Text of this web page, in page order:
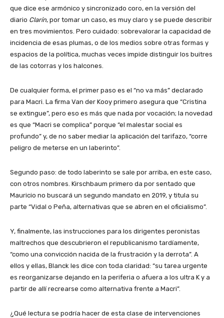
que dice ese armónico y sincronizado coro, en la versión del
diario Clarín, por tomar un caso, es muy claro y se puede describir
en tres movimientos. Pero cuidado: sobrevalorar la capacidad de
incidencia de esas plumas, o de los medios sobre otras formas y
espacios de la política, muchas veces impide distinguir los buitres
de las cotorras y los halcones.
De cualquier forma, el primer paso es el “no va más” declarado
para Macri. La firma Van der Kooy primero asegura que “Cristina
se extingue”, pero eso es más que nada por vocación; la novedad
es que “Macri se complica” porque “el malestar social es
profundo” y, de no saber mediar la aplicación del tarifazo, “corre
peligro de meterse en un laberinto”.
Segundo paso: de todo laberinto se sale por arriba, en este caso,
con otros nombres. Kirschbaum primero da por sentado que
Mauricio no buscará un segundo mandato en 2019, y titula su
parte “Vidal o Peña, alternativas que se abren en el oficialismo”.
Y, finalmente, las instrucciones para los dirigentes peronistas
maltrechos que descubrieron el republicanismo tardíamente,
“como una convicción nacida de la frustración y la derrota”. A
ellos y ellas, Blanck les dice con toda claridad: “su tarea urgente
es reorganizarse dejando en la periferia o afuera a los ultra K y a
partir de allí recrearse como alternativa frente a Macri”.
¿Qué lectura se podría hacer de esta clase de intervenciones